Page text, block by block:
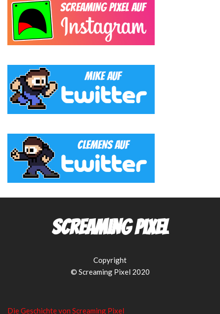
Screaming Pixel
Copyright
© Screaming Pixel 2020
Die Geschichte von Screaming Pixel